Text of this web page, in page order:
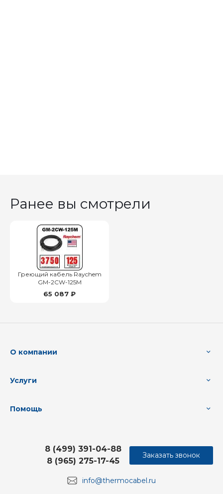
Ранее вы смотрели
Греющий кабель Raychem
GM-2CW-125M
65 087 ₽
О компании
Услуги
Помощь
info@thermocabel.ru
8 (499) 391-04-88
8 (965) 275-17-45
Заказать звонок